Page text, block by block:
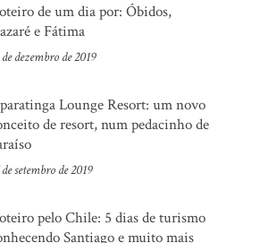
de um dia por: Óbidos,
e Fátima
de dezembro de 2019
Lounge Resort: um novo
de resort, num pedacinho de
de setembro de 2019
pelo Chile: 5 dias de turismo
Santiago e muito mais